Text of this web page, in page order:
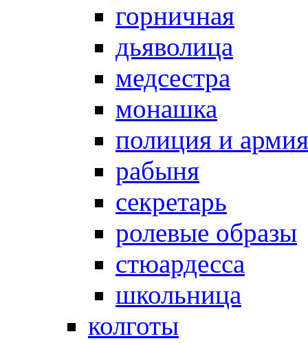
горничная
дьяволица
медсестра
монашка
полиция и армия
рабыня
секретарь
ролевые образы
стюардесса
школьница
колготы